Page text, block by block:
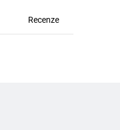
Recenze